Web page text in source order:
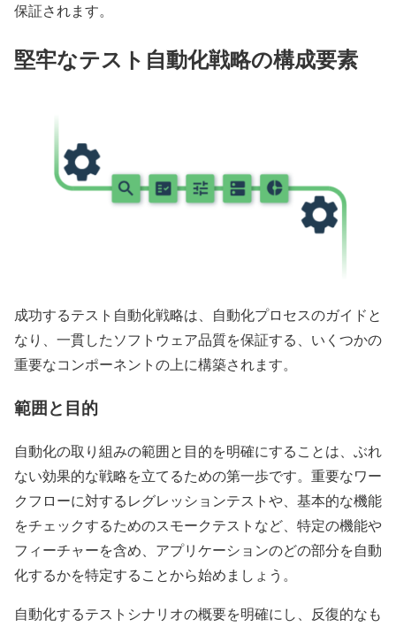
保証されます。
堅牢なテスト自動化戦略の構成要素
成功するテスト自動化戦略は、自動化プロセスのガイドと
なり、一貫したソフトウェア品質を保証する、いくつかの
重要なコンポーネントの上に構築されます。
範囲と目的
自動化の取り組みの範囲と目的を明確にすることは、ぶれ
ない効果的な戦略を立てるための第一歩です。重要なワー
クフローに対するレグレッションテストや、基本的な機能
をチェックするためのスモークテストなど、特定の機能や
フィーチャーを含め、アプリケーションのどの部分を自動
化するかを特定することから始めましょう。
自動化するテストシナリオの概要を明確にし、反復的なも